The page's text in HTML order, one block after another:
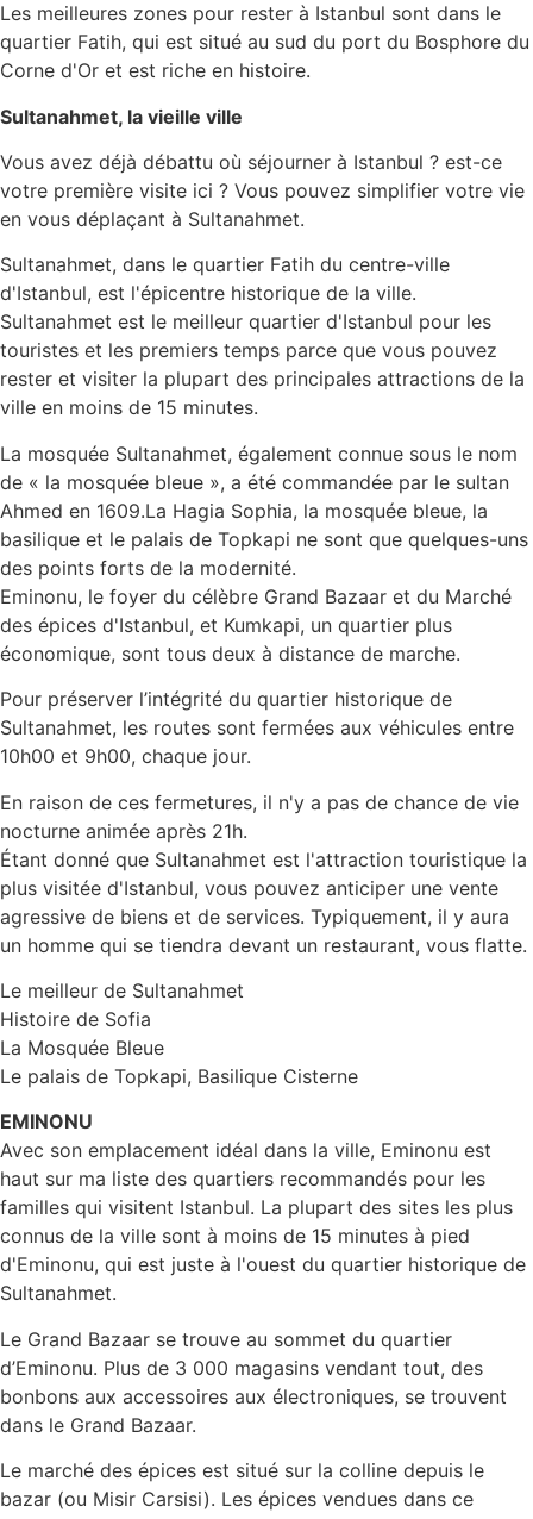
Les meilleures zones pour rester à Istanbul sont dans le
quartier Fatih, qui est situé au sud du port du Bosphore du
Corne d'Or et est riche en histoire.
Sultanahmet, la vieille ville
Vous avez déjà débattu où séjourner à Istanbul ? est-ce
votre première visite ici ? Vous pouvez simplifier votre vie
en vous déplaçant à Sultanahmet.
Sultanahmet, dans le quartier Fatih du centre-ville
d'Istanbul, est l'épicentre historique de la ville.
Sultanahmet est le meilleur quartier d'Istanbul pour les
touristes et les premiers temps parce que vous pouvez
rester et visiter la plupart des principales attractions de la
ville en moins de 15 minutes.
La mosquée Sultanahmet, également connue sous le nom
de « la mosquée bleue », a été commandée par le sultan
Ahmed en 1609.La Hagia Sophia, la mosquée bleue, la
basilique et le palais de Topkapi ne sont que quelques-uns
des points forts de la modernité.
Eminonu, le foyer du célèbre Grand Bazaar et du Marché
des épices d'Istanbul, et Kumkapi, un quartier plus
économique, sont tous deux à distance de marche.
Pour préserver l’intégrité du quartier historique de
Sultanahmet, les routes sont fermées aux véhicules entre
10h00 et 9h00, chaque jour.
En raison de ces fermetures, il n'y a pas de chance de vie
nocturne animée après 21h.
Étant donné que Sultanahmet est l'attraction touristique la
plus visitée d'Istanbul, vous pouvez anticiper une vente
agressive de biens et de services. Typiquement, il y aura
un homme qui se tiendra devant un restaurant, vous flatte.
Le meilleur de Sultanahmet
Histoire de Sofia
La Mosquée Bleue
Le palais de Topkapi, Basilique Cisterne
EMINONU
Avec son emplacement idéal dans la ville, Eminonu est
haut sur ma liste des quartiers recommandés pour les
familles qui visitent Istanbul. La plupart des sites les plus
connus de la ville sont à moins de 15 minutes à pied
d'Eminonu, qui est juste à l'ouest du quartier historique de
Sultanahmet.
Le Grand Bazaar se trouve au sommet du quartier
d’Eminonu. Plus de 3 000 magasins vendant tout, des
bonbons aux accessoires aux électroniques, se trouvent
dans le Grand Bazaar.
Le marché des épices est situé sur la colline depuis le
bazar (ou Misir Carsisi). Les épices vendues dans ce